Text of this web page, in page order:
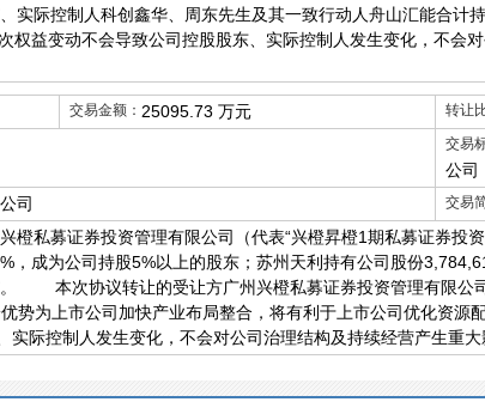
实际控制人科创鑫华、周东先生及其一致行动人舟山汇能合计
权益变动不会导致公司控股股东、实际控制人发生变化，不会
交易金额： 25095.73 万元 转让
交易
公司
司
交易
私募证券投资管理有限公司（代表“兴橙昇橙1期私募证券投
，成为公司持股5%以上的股东；苏州天利持有公司股份
本次协议转让的受让方广州兴橙私募证券投资管理有限公
势为上市公司加快产业布局整合，将有利于上市公司优化资源
控制人发生变化，不会对公司治理结构及持续经营产生重大